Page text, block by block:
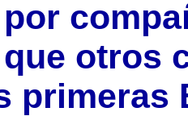
otros
primeras